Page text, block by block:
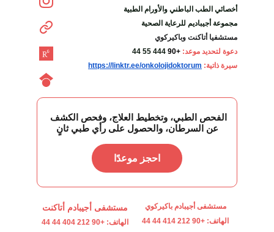
أخصائي الطب الباطني والأورام الطبية
مجموعة أجيباديم للرعاية الصحية
مستشفيا أتاكنت وباكيركوي
دعوة لتحديد موعد: +90
444 55 44
سيرة ذاتية: https://linktr.ee/onkolojidoktorum
مستشفى أجيبادم باكيركوي
الهاتف: +90 212 414 44 44
مستشفى أجيبادم أتاكنت
الهاتف: +90 212 404 44 44
الفحص الطبي، وتخطيط العلاج، وفحص الكشف
عن السرطان، والحصول على رأي طبي ثانٍ
احجز موعدًا